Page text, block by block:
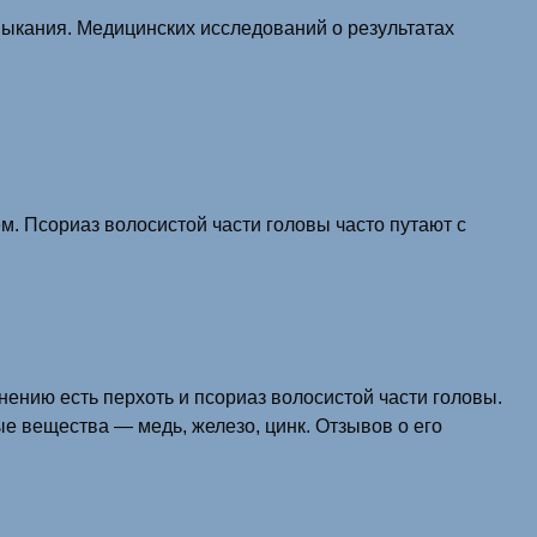
Медицинских исследований о результатах
волосистой части головы часто путают с
есть перхоть и псориаз волосистой части головы.
вещества — медь, железо, цинк. Отзывов о его